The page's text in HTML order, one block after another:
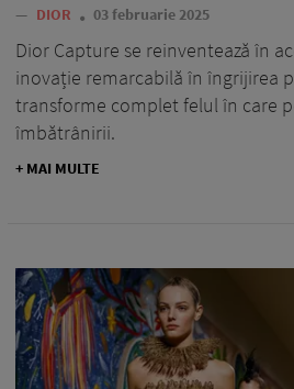
— DIOR 03 februarie 2025
Dior Capture se reinventează în
inovație remarcabilă în îngrijirea
transforme complet felul în care
îmbătrânirii.
+ MAI MULTE